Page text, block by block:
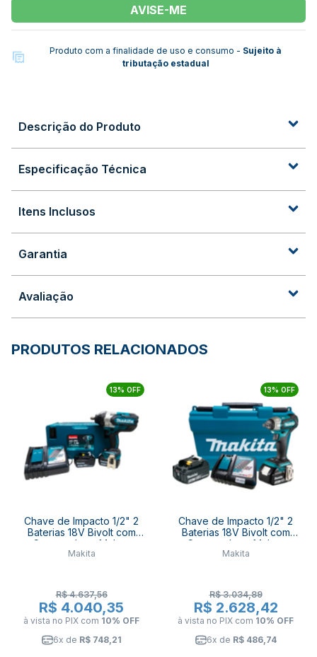
AVISE-ME
Produto com a finalidade de uso e consumo - Sujeito à
tributação estadual
Descrição do Produto
Especificação Técnica
Itens Inclusos
Garantia
Avaliação
PRODUTOS RELACIONADOS
13% OFF
Chave de Impacto 1/2" 2
Baterias 18V Bivolt com
Carregador e Maleta
DTW1002RFJ MAKITA
Makita
R$ 4.637,56
R$ 4.040,35
à vista no PIX com 10% OFF
6x de R$ 748,21
13% OFF
Chave de Impacto 1/2" 2
Baterias 18V Bivolt com
Carregador e Maleta
DTW181RFE MAKITA
Makita
R$ 3.034,89
R$ 2.628,42
à vista no PIX com 10% OFF
6x de R$ 486,74